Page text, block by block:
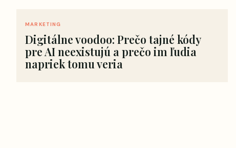
MARKETING
Digitálne voodoo: Prečo tajné kódy
pre AI neexistujú a prečo im ľudia
napriek tomu veria